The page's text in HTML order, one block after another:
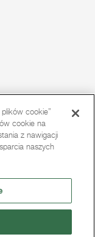
cookie”
cookie na
z nawigacji
naszych